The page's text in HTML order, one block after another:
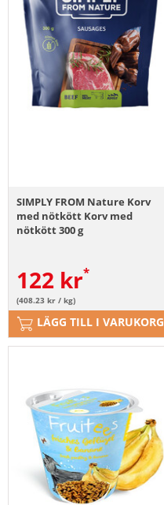
SIMPLY FROM Nature Korv
med nötkött Korv med
nötkött 300 g
122 kr
(408.23 kr / kg)
LÄGG TILL I VARUKORG